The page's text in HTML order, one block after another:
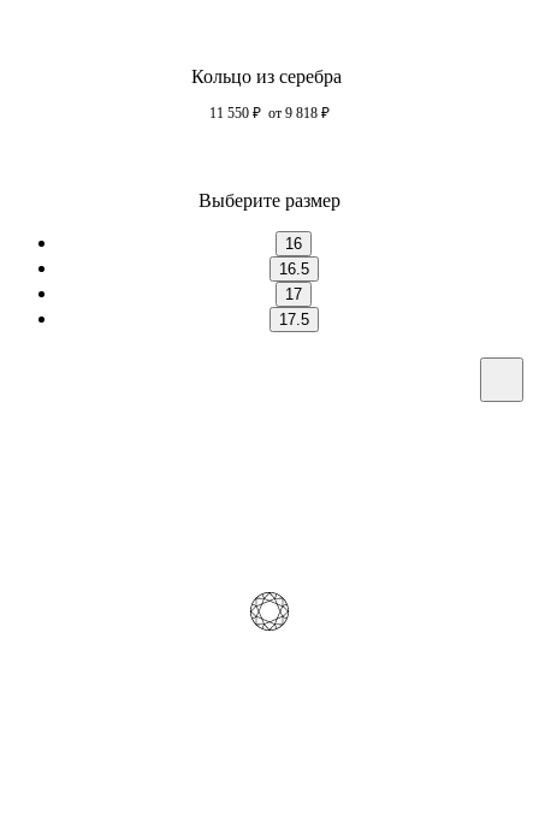
Кольцо из серебра
11 550 ₽ от 9 818 ₽
Выберите размер
16
16.5
17
17.5